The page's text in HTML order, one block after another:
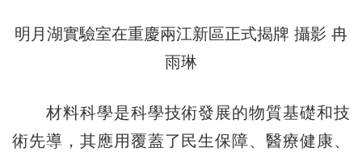
明月湖實驗室在重慶兩江新區正式揭牌 攝影 冉
雨琳
材料科學是科學技術發展的物質基礎和技
術先導，其應用覆蓋了民生保障、醫療健康、